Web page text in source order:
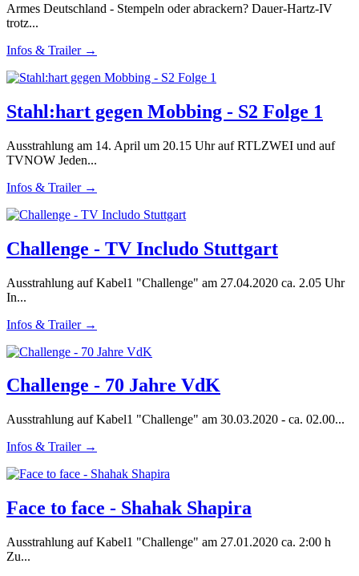
Armes Deutschland - Stempeln oder abrackern? Dauer-Hartz-IV
trotz...
Infos & Trailer →
Stahl:hart gegen Mobbing - S2 Folge 1
Ausstrahlung am 14. April um 20.15 Uhr auf RTLZWEI und auf
TVNOW Jeden...
Infos & Trailer →
Challenge - TV Includo Stuttgart
Ausstrahlung auf Kabel1 "Challenge" am 27.04.2020 ca. 2.05 Uhr
In...
Infos & Trailer →
Challenge - 70 Jahre VdK
Ausstrahlung auf Kabel1 "Challenge" am 30.03.2020 - ca. 02.00...
Infos & Trailer →
Face to face - Shahak Shapira
Ausstrahlung auf Kabel1 "Challenge" am 27.01.2020 ca. 2:00 h
Zu...